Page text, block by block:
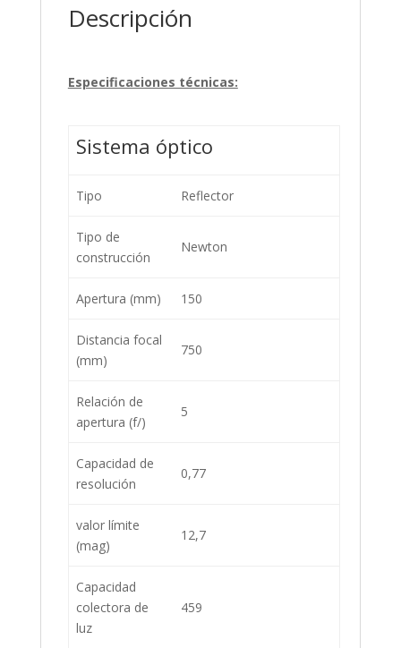
Descripción
Especificaciones técnicas:
Sistema óptico
Tipo Reflector
Tipo de
construcción
Newton
Apertura (mm) 150
Distancia focal
(mm)
750
Relación de
apertura (f/)
5
Capacidad de
resolución
0,77
valor límite
(mag)
12,7
Capacidad
colectora de
luz
459